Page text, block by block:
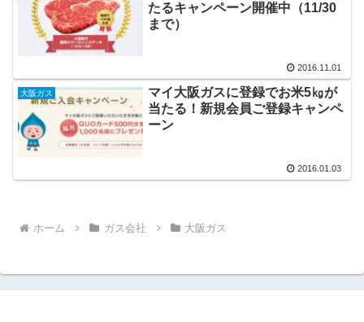
たるキャンペーン開催中（11/30
まで）
2016.11.01
大阪ガス
マイ大阪ガスに登録でお米5㎏が
当たる！新規会員ご登録キャンペ
ーン
2016.01.03
ホーム ガス会社 大阪ガス